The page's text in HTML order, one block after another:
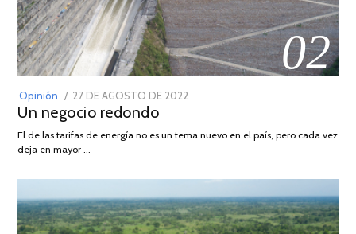
02
Opinión
POSTED
ON
27 DE AGOSTO DE 2022
DE
Un negocio redondo
El de las tarifas de energía no es un tema nuevo en el país, pero cada vez
deja en mayor …